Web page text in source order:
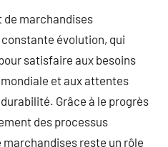
de marchandises
évolution, qui
satisfaire aux besoins
et aux attentes
Grâce à le progrès
des processus
reste un rôle